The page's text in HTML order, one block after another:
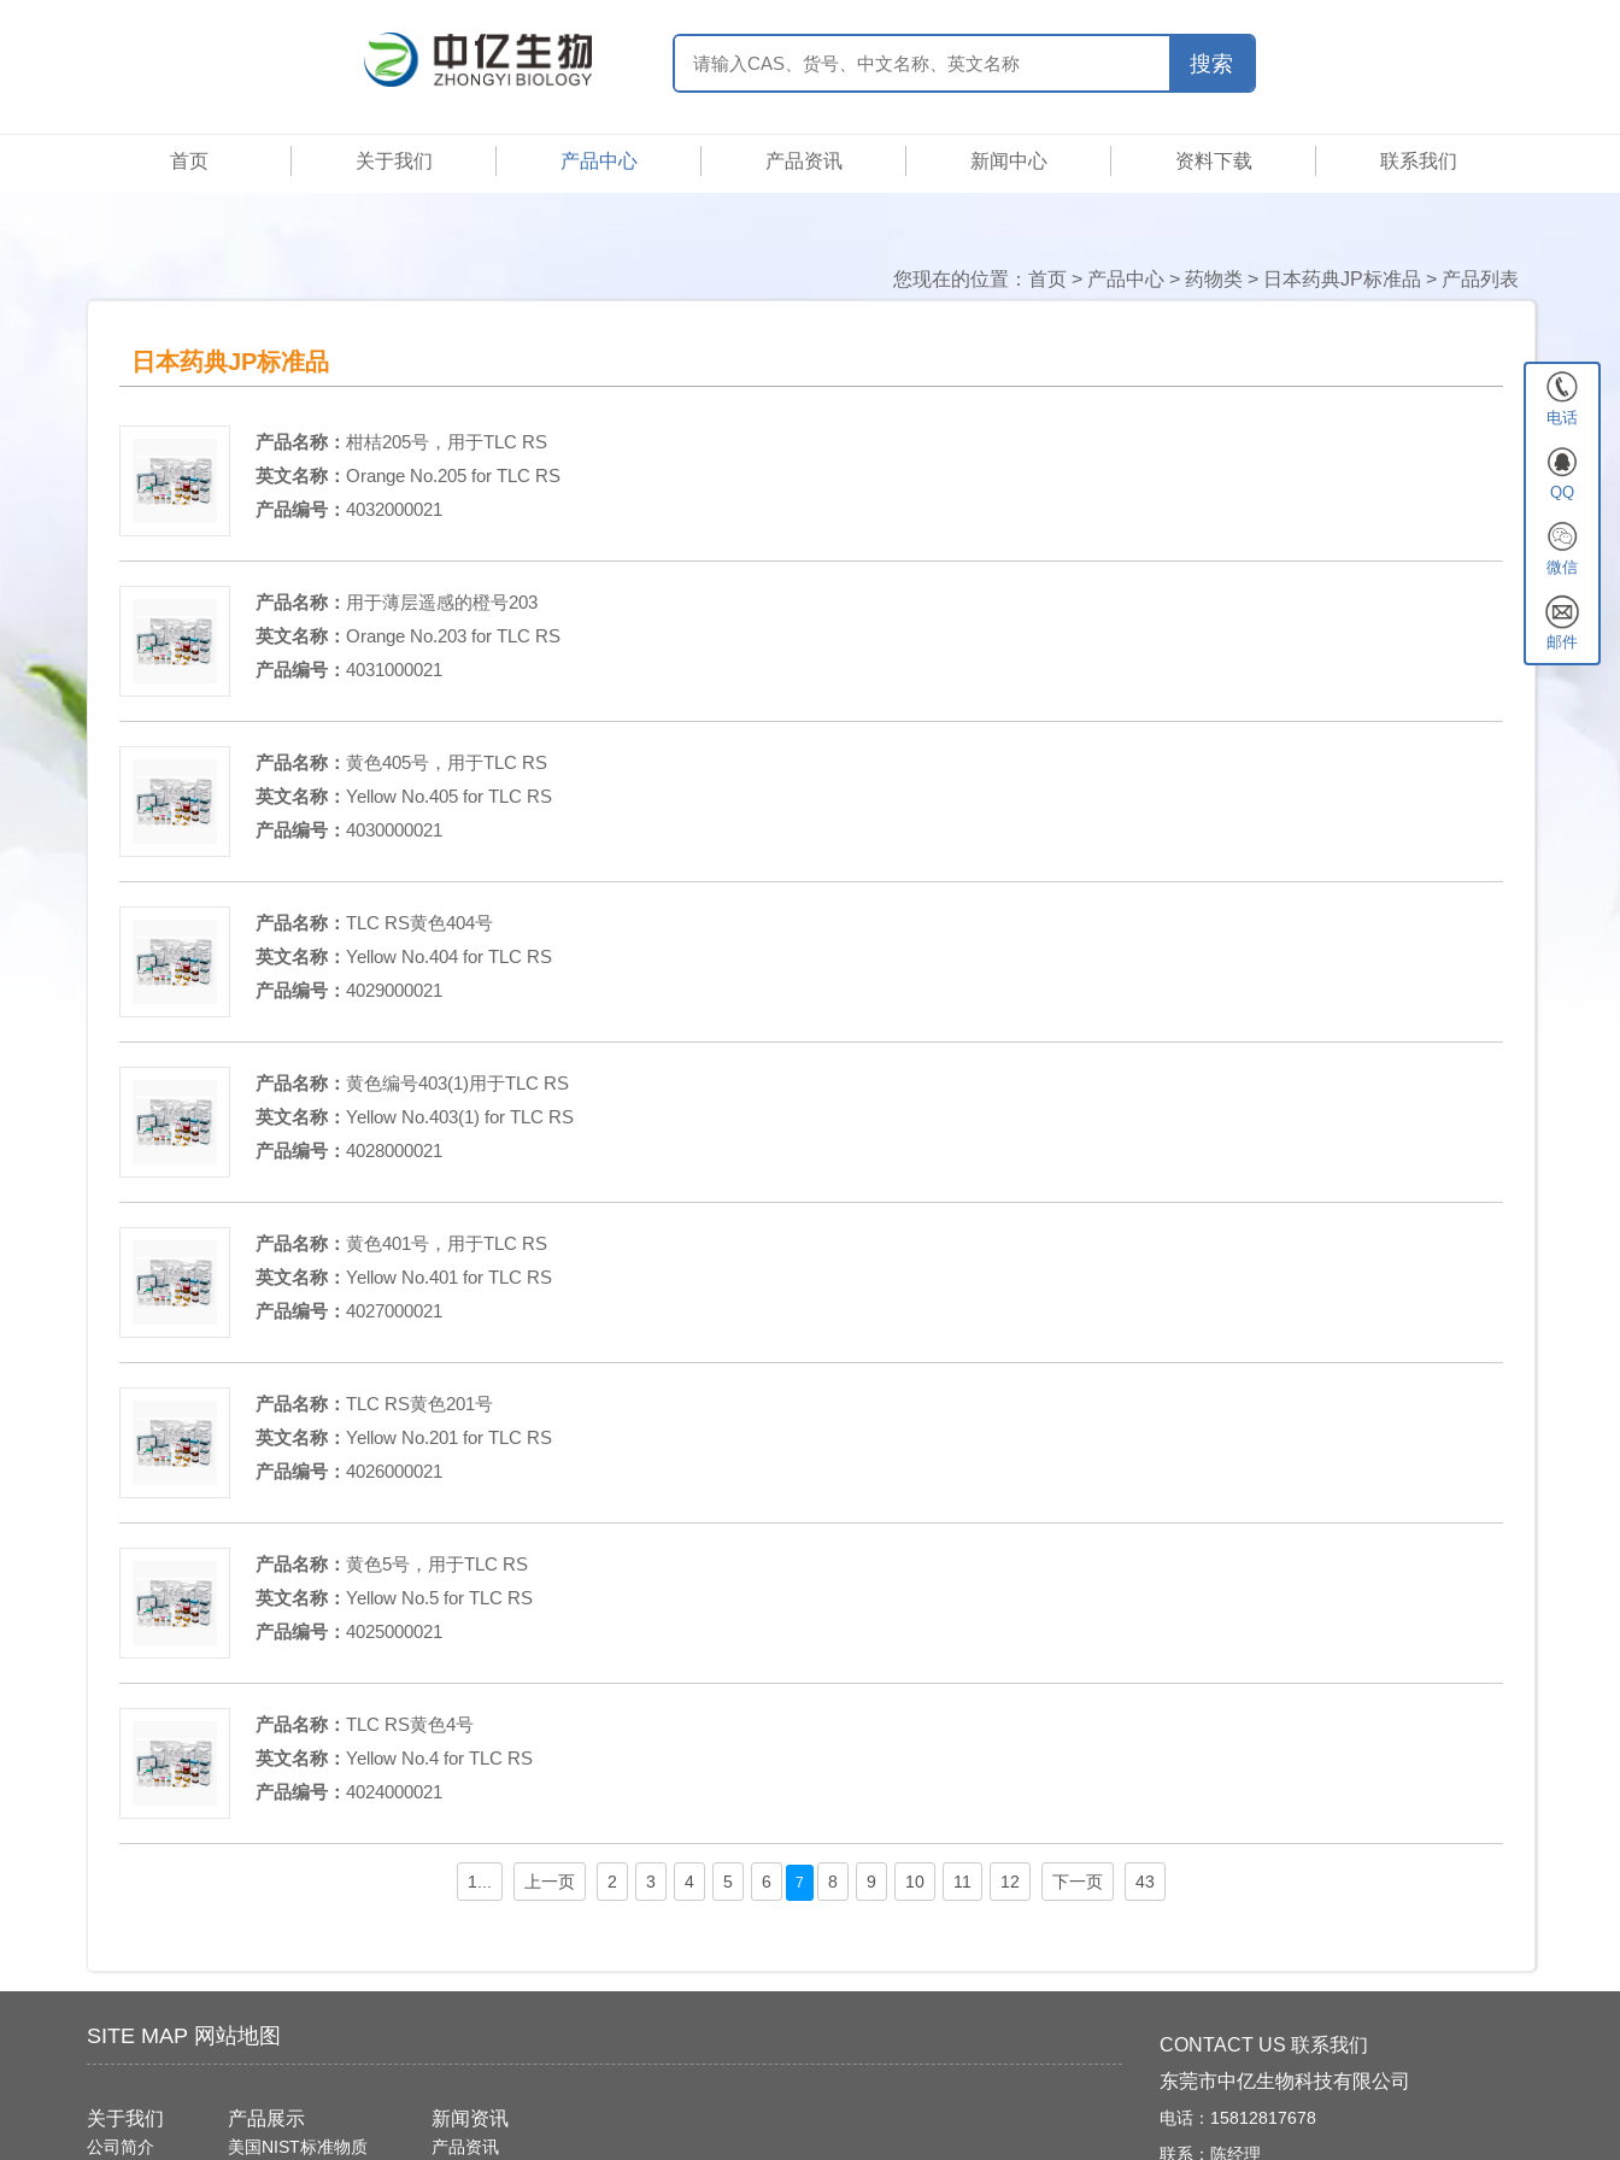
首页 关于我们 产品中心 产品资讯 新闻中心 资料下载 联系我们
您现在的位置： 首页 > 产品中心 > 药物类 > 日本药典JP标准品 > 产品列表
日本药典JP标准品
产品名称： 柑桔205号，用于TLC RS
英文名称： Orange No.205 for TLC RS
产品编号： 4032000021
产品名称： 用于薄层遥感的橙号203
英文名称： Orange No.203 for TLC RS
产品编号： 4031000021
产品名称： 黄色405号，用于TLC RS
英文名称： Yellow No.405 for TLC RS
产品编号： 4030000021
产品名称： TLC RS黄色404号
英文名称： Yellow No.404 for TLC RS
产品编号： 4029000021
产品名称： 黄色编号403(1)用于TLC RS
英文名称： Yellow No.403(1) for TLC RS
产品编号： 4028000021
产品名称： 黄色401号，用于TLC RS
英文名称： Yellow No.401 for TLC RS
产品编号： 4027000021
产品名称： TLC RS黄色201号
英文名称： Yellow No.201 for TLC RS
产品编号： 4026000021
产品名称： 黄色5号，用于TLC RS
英文名称： Yellow No.5 for TLC RS
产品编号： 4025000021
产品名称： TLC RS黄色4号
英文名称： Yellow No.4 for TLC RS
产品编号： 4024000021
1... 上一页 2 3 4 5 6 7 8 9 10 11 12 下一页 43
SITE MAP 网站地图
关于我们
公司简介
产品展示
美国NIST标准物质
新闻资讯
产品资讯
CONTACT US 联系我们
东莞市中亿生物科技有限公司
电话：15812817678
联系：陈经理
电话
QQ
微信
邮件